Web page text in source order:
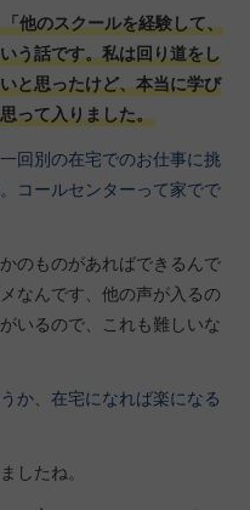
他のスクールを経験して、
う話です。私は回り道をし
と思ったけど、本当に学び
って入りました。
回別の在宅でのお仕事に挑
コールセンターって家でで
のものがあればできるんで
なんです、他の声が入るの
いるので、これも難しいな
か、在宅になれば楽になる
したね。